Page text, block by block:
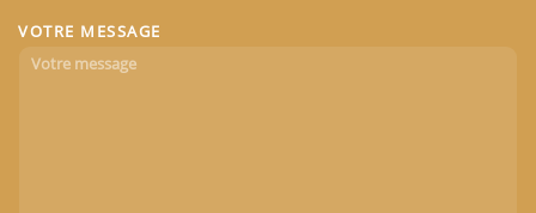
VOTRE MESSAGE